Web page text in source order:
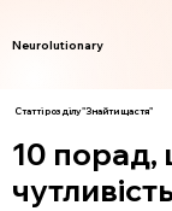
Neurolutionary
Статті розділу "Знайти щастя"
10